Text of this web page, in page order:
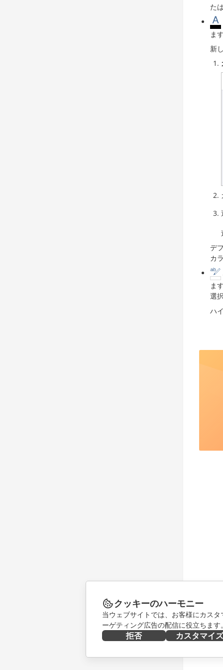
た
ま
新
デ
カ
ま
選
ハ
クッキーのハーモニー
当ウェブサイトでは、お客様にカス
ーゲティング広告の配信に役立ちま
拒否 カスタマイズ